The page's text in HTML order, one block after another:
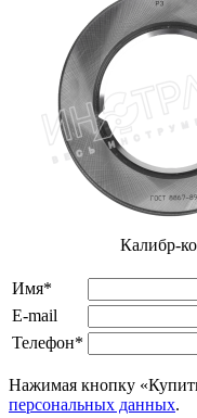
Калибр-
Имя*
E-mail
Телефон*
Нажимая кнопку
персональных данных.